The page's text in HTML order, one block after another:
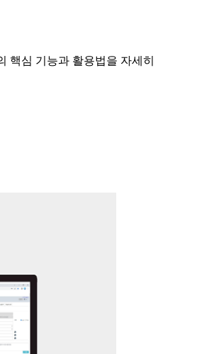
핵심 기능과 활용법을 자세히